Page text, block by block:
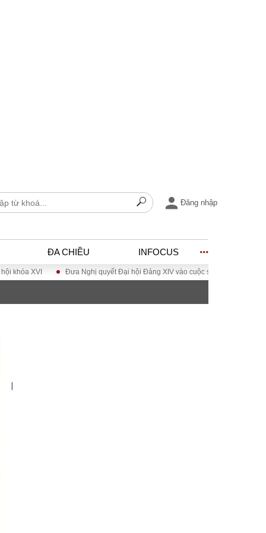
Đăng nhập
ĐA CHIỀU INFOCUS
– Đô thị
Đưa Nghị quyết Đại hội Đảng XIV vào cuộc sống